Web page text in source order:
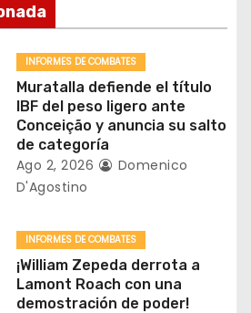
INFORMES DE COMBATES
Muratalla defiende el título
IBF del peso ligero ante
Conceição y anuncia su salto
de categoría
Ago 2, 2026
Domenico
D'Agostino
INFORMES DE COMBATES
¡William Zepeda derrota a
Lamont Roach con una
demostración de poder!